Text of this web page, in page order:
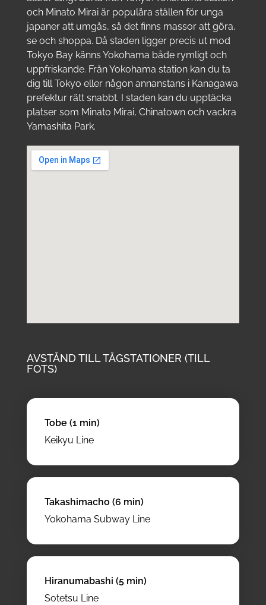
och Minato Mirai är populära ställen för unga
japaner att umgås, så det finns massor att göra,
se och shoppa. Då staden ligger precis ut mod
Tokyo Bay känns Yokohama både rymligt och
uppfriskande. Från Yokohama station kan du ta
dig till Tokyo eller någon annanstans i Kanagawa
prefektur rätt snabbt. I staden kan du upptäcka
platser som Minato Mirai, Chinatown och vackra
Yamashita Park.
AVSTÅND TILL TÅGSTATIONER (TILL
FOTS)
Tobe (1 min)
Keikyu Line
Takashimacho (6 min)
Yokohama Subway Line
Hiranumabashi (5 min)
Sotetsu Line